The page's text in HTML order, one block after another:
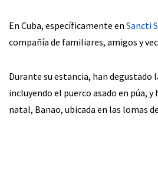
En Cuba, específicamente en Sancti
compañía de familiares, amigos y
Durante su estancia, han degustado
incluyendo el puerco asado en púa, y
natal, Banao, ubicada en las lomas